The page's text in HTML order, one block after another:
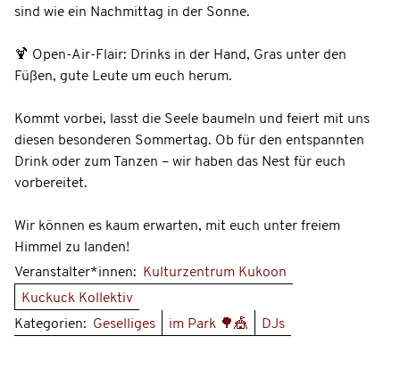
sind wie ein Nachmittag in der Sonne.
🍹 Open-Air-Flair: Drinks in der Hand, Gras unter den
Füßen, gute Leute um euch herum.
Kommt vorbei, lasst die Seele baumeln und feiert mit uns
diesen besonderen Sommertag. Ob für den entspannten
Drink oder zum Tanzen – wir haben das Nest für euch
vorbereitet.
Wir können es kaum erwarten, mit euch unter freiem
Himmel zu landen!
Veranstalter*innen:
Kulturzentrum Kukoon
Kuckuck Kollektiv
Kategorien: Geselliges im Park 🌳🎪 DJs